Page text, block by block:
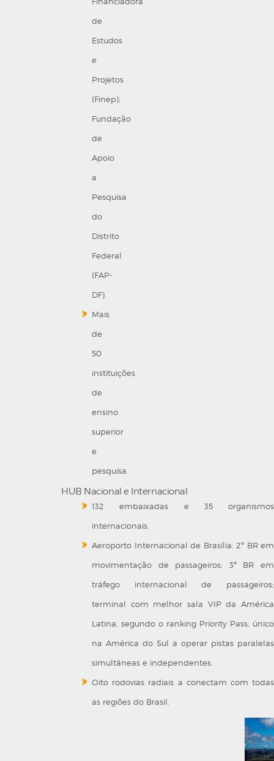
de
Estudos
e
Projetos
(Finep);
Fundação
de
Apoio
a
Pesquisa
do
Distrito
Federal
(FAP-
DF).
Mais
de
50
instituições
de
ensino
superior
e
pesquisa.
HUB Nacional e Internacional
132 embaixadas e 35 organismos
internacionais.
Aeroporto Internacional de Brasília: 2º BR em
movimentação de passageiros; 3º BR em
tráfego internacional de passageiros;
terminal com melhor sala VIP da América
Latina, segundo o ranking Priority Pass; único
na América do Sul a operar pistas paralelas
simultâneas e independentes.
Oito rodovias radiais a conectam com todas
as regiões do Brasil.